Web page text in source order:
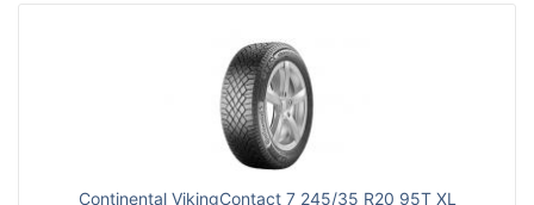
Continental VikingContact 7 245/35 R20 95T XL